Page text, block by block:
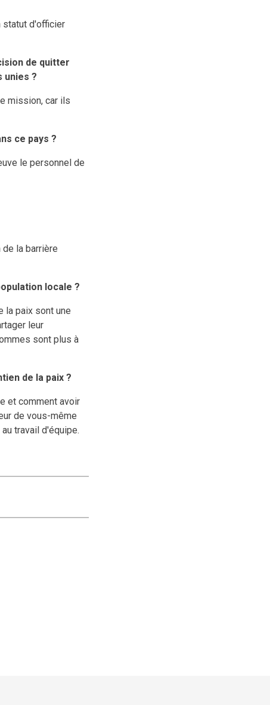
statut d'officier
de quitter
unies ?
mission, car ils
ce pays ?
le personnel de
la barrière
locale ?
la paix sont une
leur
sont plus à
de la paix ?
et comment avoir
de vous-même
travail d'équipe.